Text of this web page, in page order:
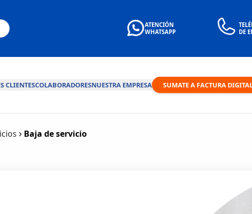
ATENCIÓN
WHATSAPP
DE
CLIENTESCOLABORADORESNUESTRA EMPRESA SUMATE A FACTURA
Baja de servicio